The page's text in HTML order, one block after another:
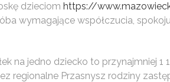
dzieciom https://
wymagające współczucia,
na jedno dziecko to przynajmniej 1
regionalne Przasnysz rodziny